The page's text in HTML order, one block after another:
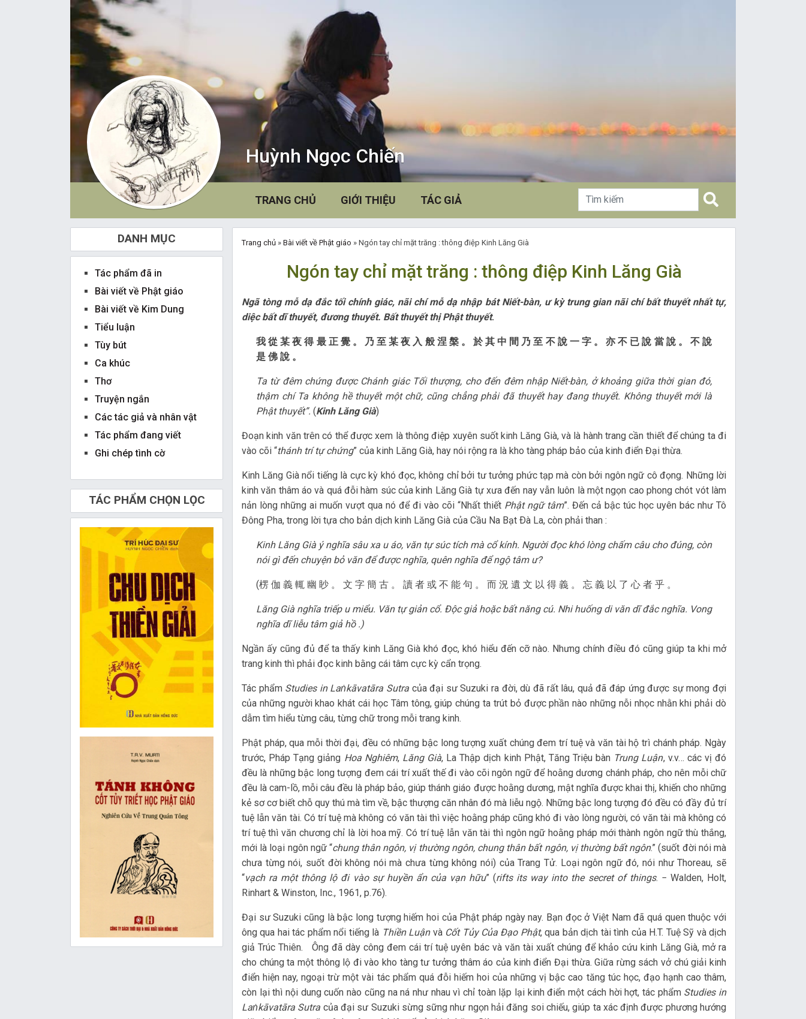
Huỳnh Ngọc Chiến
TRANG CHỦ(CURRENT)
GIỚI THIỆU TÁC GIẢ
Trang chủ » Bài viết về Phật giáo » Ngón tay chỉ mặt trăng : thông điệp Kinh Lăng Già
Ngón tay chỉ mặt trăng : thông điệp Kinh Lăng Già
Ngã tòng mỗ dạ đắc tối chính giác, nãi chí mỗ dạ nhập bát Niết-bàn, ư kỳ trung gian nãi chí bất thuyết nhất tự,
diệc bất dĩ thuyết, đương thuyết. Bất thuyết thị Phật thuyết.
我 從 某 夜 得 最 正 覺 。 乃 至 某 夜 入 般 涅 槃 。 於 其 中 間 乃 至 不 說 一 字 。 亦 不 已 說 當 說 。 不 說
是 佛 說 。
Ta từ đêm chứng được Chánh giác Tối thượng, cho đến đêm nhập Niết-bàn, ở khoảng giữa thời gian đó,
thậm chí Ta không hề thuyết một chữ, cũng chẳng phải đã thuyết hay đang thuyết. Không thuyết mới là
Phật thuyết”. (Kinh Lăng Già)
Đoạn kinh văn trên có thể được xem là thông điệp xuyên suốt kinh Lăng Già, và là hành trang cần thiết để chúng ta đi
vào cõi “thánh trí tự chứng” của kinh Lăng Già, hay nói rộng ra là kho tàng pháp bảo của kinh điển Đại thừa.
Kinh Lăng Già nổi tiếng là cực kỳ khó đọc, không chỉ bởi tư tưởng phức tạp mà còn bởi ngôn ngữ cô đọng. Những lời
kinh văn thâm áo và quá đỗi hàm súc của kinh Lăng Già tự xưa đến nay vẫn luôn là một ngọn cao phong chót vót làm
nản lòng những ai muốn vượt qua nó để đi vào cõi “Nhất thiết Phật ngữ tâm”. Đến cả bậc túc học uyên bác như Tô
Đông Pha, trong lời tựa cho bản dịch kinh Lăng Già của Cầu Na Bạt Ðà La, còn phải than :
Kinh Lăng Già ý nghĩa sâu xa u áo, văn tự súc tích mà cổ kính. Người đọc khó lòng chấm câu cho đúng, còn
nói gì đến chuyện bỏ văn để được nghĩa, quên nghĩa để ngộ tâm ư?
(楞 伽 義 輒 幽 眇 。 文 字 簡 古 。 讀 者 或 不 能 句 。 而 況 遺 文 以 得 義 。 忘 義 以 了 心 者 乎 。
Lăng Già nghĩa triếp u miểu. Văn tự giản cổ. Độc giả hoặc bất năng cú. Nhi huống di văn dĩ đắc nghĩa. Vong
nghĩa dĩ liễu tâm giả hồ .)
Ngần ấy cũng đủ để ta thấy kinh Lăng Già khó đọc, khó hiểu đến cỡ nào. Nhưng chính điều đó cũng giúp ta khi mở
trang kinh thì phải đọc kinh bằng cái tâm cực kỳ cẩn trọng.
Tác phẩm Studies in Laṅkāvatāra Sutra của đại sư Suzuki ra đời, dù đã rất lâu, quả đã đáp ứng được sự mong đợi
của những người khao khát cái học Tâm tông, giúp chúng ta trút bỏ được phần nào những nỗi nhọc nhằn khi phải dò
dẫm tìm hiểu từng câu, từng chữ trong mỗi trang kinh.
Phật pháp, qua mỗi thời đại, đều có những bậc long tượng xuất chúng đem trí tuệ và văn tài hộ trì chánh pháp. Ngày
trước, Pháp Tạng giảng Hoa Nghiêm, Lăng Già, La Thập dịch kinh Phật, Tăng Triệu bàn Trung Luận, v.v… các vị đó
đều là những bậc long tượng đem cái trí xuất thế đi vào cõi ngôn ngữ để hoằng dương chánh pháp, cho nên mỗi chữ
đều là cam-lồ, mỗi câu đều là pháp bảo, giúp thánh giáo được hoằng dương, mật nghĩa được khai thị, khiến cho những
kẻ sơ cơ biết chỗ quy thú mà tìm về, bậc thượng căn nhân đó mà liễu ngộ. Những bậc long tượng đó đều có đầy đủ trí
tuệ lẫn văn tài. Có trí tuệ mà không có văn tài thì việc hoằng pháp cũng khó đi vào lòng người, có văn tài mà không có
trí tuệ thì văn chương chỉ là lời hoa mỹ. Có trí tuệ lẫn văn tài thì ngôn ngữ hoằng pháp mới thành ngôn ngữ thù thắng,
mới là loại ngôn ngữ “chung thân ngôn, vị thường ngôn, chung thân bất ngôn, vị thường bất ngôn.” (suốt đời nói mà
chưa từng nói, suốt đời không nói mà chưa từng không nói) của Trang Tử. Loại ngôn ngữ đó, nói như Thoreau, sẽ
“vạch ra một thông lộ đi vào sự huyền ẩn của vạn hữu” (rifts its way into the secret of things. − Walden, Holt,
Rinhart & Winston, Inc., 1961, p.76).
Đại sư Suzuki cũng là bậc long tượng hiếm hoi của Phật pháp ngày nay. Bạn đọc ở Việt Nam đã quá quen thuộc với
ông qua hai tác phẩm nổi tiếng là Thiền Luậnvà Cốt Tủy Của Đạo Phật, qua bản dịch tài tình của H.T. Tuệ Sỹ và dịch
giả Trúc Thiên. Ông đã dày công đem cái trí tuệ uyên bác và văn tài xuất chúng để khảo cứu kinh Lăng Già, mở ra
cho chúng ta một thông lộ đi vào kho tàng tư tưởng thâm áo của kinh điển Đại thừa. Giữa rừng sách vở chú giải kinh
điển hiện nay, ngoại trừ một vài tác phẩm quá đỗi hiếm hoi của những vị bậc cao tăng túc học, đạo hạnh cao thâm,
còn lại thì nội dung cuốn nào cũng na ná như nhau vì chỉ toàn lặp lại kinh điển một cách hời hợt, tác phẩm Studies in
Laṅkāvatāra Sutra của đại sư Suzuki sừng sững như ngọn hải đăng soi chiếu, giúp ta xác định được phương hướng
DANH MỤC
Tác phẩm đã in
Bài viết về Phật giáo
Bài viết về Kim Dung
Tiểu luận
Tùy bút
Ca khúc
Thơ
Truyện ngắn
Các tác giả và nhân vật
Tác phẩm đang viết
Ghi chép tình cờ
TÁC PHẨM CHỌN LỌC